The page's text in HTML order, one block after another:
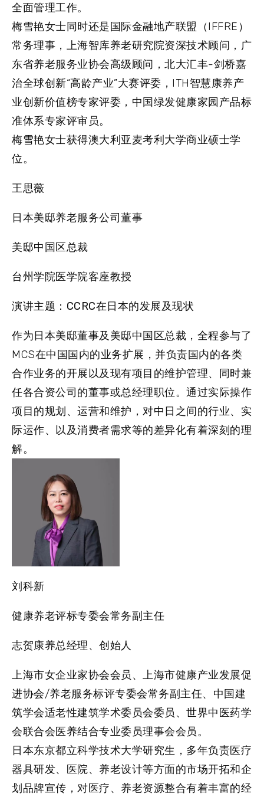
全面管理工作。
梅雪艳女士同时还是国际金融地产联盟（IFFRE）
常务理事，上海智库养老研究院资深技术顾问，广
东省养老服务业协会高级顾问，北大汇丰-剑桥嘉
治全球创新“高龄产业”大赛评委，ITH智慧康养产
业创新价值榜专家评委，中国绿发健康家园产品标
准体系专家评审员。
梅雪艳女士获得澳大利亚麦考利大学商业硕士学
位。
王思薇
日本美邸养老服务公司董事
美邸中国区总裁
台州学院医学院客座教授
演讲主题：CCRC在日本的发展及现状
作为日本美邸董事及美邸中国区总裁，全程参与了
MCS在中国国内的业务扩展，并负责国内的各类
合作业务的开展以及现有项目的维护管理、同时兼
任各合资公司的董事或总经理职位。通过实际操作
项目的规划、运营和维护，对中日之间的行业、实
际运作、以及消费者需求等的差异化有着深刻的理
解。
刘科新
健康养老评标专委会常务副主任
志贺康养总经理、创始人
上海市女企业家协会会员、上海市健康产业发展促
进协会/养老服务标评专委会常务副主任、中国建
筑学会适老性建筑学术委员会委员、世界中医药学
会联合会医养结合专业委员理事会会员。
日本东京都立科学技术大学研究生，多年负责医疗
器具研发、医院、养老设计等方面的市场开拓和企
划品牌宣传，对医疗、养老资源整合有着丰富的经